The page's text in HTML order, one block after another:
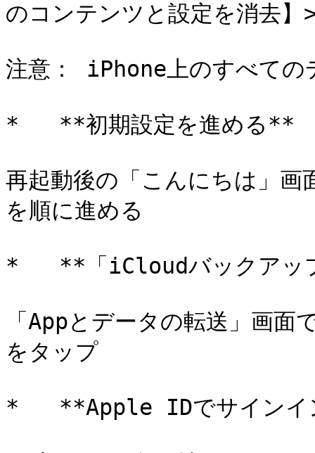
のコンテンツと設定を消去】
注意： iPhone上のすべての
*   **初期設定を進める**
再起動後の「こんにちは」
を順に進める
*   **「iCloudバックアッ
「Appとデータの転送」画
をタップ
*   **Apple IDでサインイ